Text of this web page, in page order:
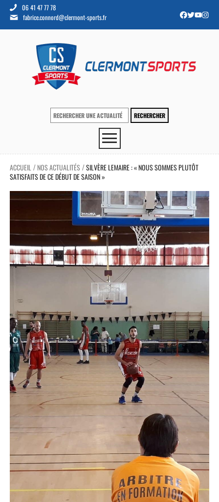
06 41 47 77 78
fabrice.connord@clermont-sports.fr
ACCUEIL / NOS ACTUALITÉS /SILVÈRE LEMAIRE : « NOUS SOMMES PLUTÔT
SATISFAITS DE CE DÉBUT DE SAISON »